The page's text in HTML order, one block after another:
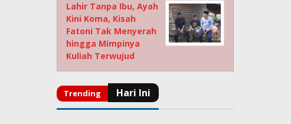
Lahir Tanpa Ibu, Ayah
Kini Koma, Kisah
Fatoni Tak Menyerah
hingga Mimpinya
Kuliah Terwujud